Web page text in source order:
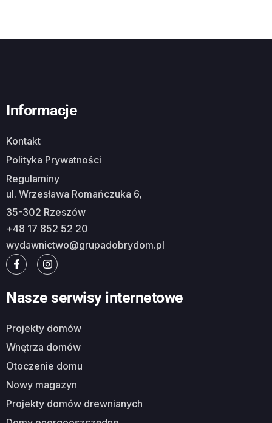
Informacje
Kontakt
Polityka Prywatności
Regulaminy
ul. Wrzesława Romańczuka 6,
35-302 Rzeszów
+48 17 852 52 20
wydawnictwo@grupadobrydom.pl
Nasze serwisy internetowe
Projekty domów
Wnętrza domów
Otoczenie domu
Nowy magazyn
Projekty domów drewnianych